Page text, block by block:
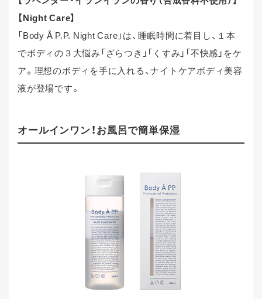
【Night Care】
「Body Å P.P. Night Care」は、睡眠時間に着目し、１本
でボディの３大悩み「ざらつき」「くすみ」「不快感」をケ
ア。理想のボディを手に入れる、ナイトケアボディ美容
液が登場です。
オールインワン！お風呂で簡単保湿